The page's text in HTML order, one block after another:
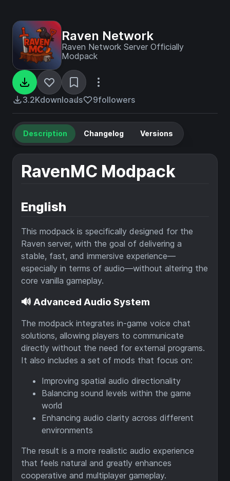
Raven Network
Raven Network Server Officially
Modpack
3.2Kdownloads 9followers
Description Changelog Versions
RavenMC Modpack
English
This modpack is specifically designed for the
Raven server, with the goal of delivering a
stable, fast, and immersive experience—
especially in terms of audio—without altering the
core vanilla gameplay.
🔊 Advanced Audio System
The modpack integrates in-game voice chat
solutions, allowing players to communicate
directly without the need for external programs.
It also includes a set of mods that focus on:
Improving spatial audio directionality
Balancing sound levels within the game
world
Enhancing audio clarity across different
environments
The result is a more realistic audio experience
that feels natural and greatly enhances
cooperative and multiplayer gameplay.